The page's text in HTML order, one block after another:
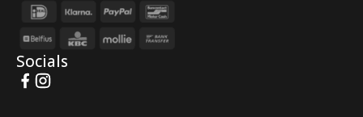
Socials